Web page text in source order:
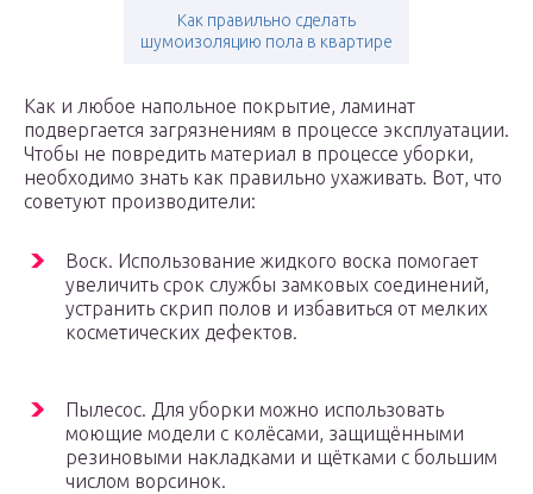
Как правильно сделать
шумоизоляцию пола в квартире
Как и любое напольное покрытие, ламинат
подвергается загрязнениям в процессе эксплуатации.
Чтобы не повредить материал в процессе уборки,
необходимо знать как правильно ухаживать. Вот, что
советуют производители:
Воск. Использование жидкого воска помогает
увеличить срок службы замковых соединений,
устранить скрип полов и избавиться от мелких
косметических дефектов.
Пылесос. Для уборки можно использовать
моющие модели с колёсами, защищёнными
резиновыми накладками и щётками с большим
числом ворсинок.